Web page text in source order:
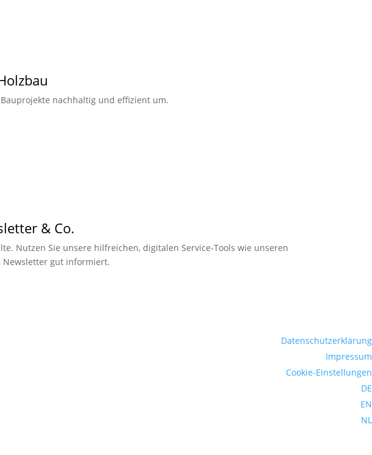
nachhaltig und effizient um.
& Co.
Nutzen Sie unsere hilfreichen, digitalen Service-Tools wie unseren
Newsletter gut informiert.
Datenschutzerklärung
Impressum
Cookie-Einstellungen
DE
EN
NL